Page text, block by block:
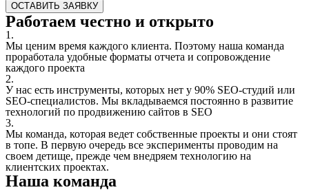
ОСТАВИТЬ ЗАЯВКУ
Работаем честно и открыто
1.
Мы ценим время каждого клиента. Поэтому наша команда
проработала удобные форматы отчета и сопровождение
каждого проекта
2.
У нас есть инструменты, которых нет у 90% SEO-студий или
SEO-специалистов. Мы вкладываемся постоянно в развитие
технологий по продвижению сайтов в SEO
3.
Мы команда, которая ведет собственные проекты и они стоят
в топе. В первую очередь все эксперименты проводим на
своем детище, прежде чем внедряем технологию на
клиентских проектах.
Наша команда